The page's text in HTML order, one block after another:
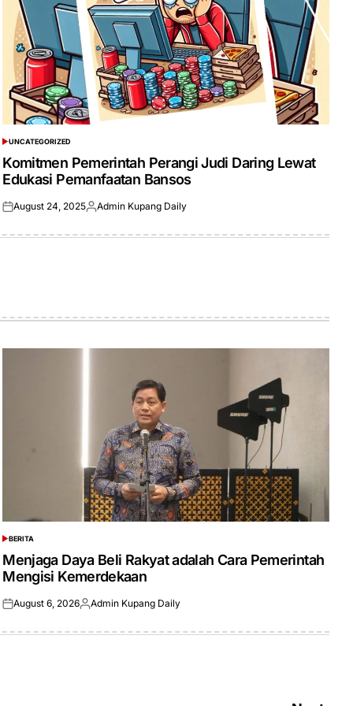
POSTED
IN
UNCATEGORIZED
Komitmen Pemerintah Perangi Judi Daring Lewat
Edukasi Pemanfaatan Bansos
Posted
August 24, 2025Posted
Admin Kupang Daily
POSTED
IN
BERITA
Menjaga Daya Beli Rakyat adalah Cara Pemerintah
Mengisi Kemerdekaan
Posted
August 6, 2026Posted
Admin Kupang Daily